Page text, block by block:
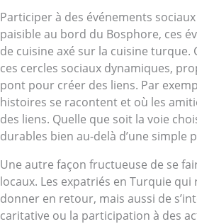
Participer à des événements
paisible au bord du Bosphore, ces
de cuisine axé sur la cuisine
ces cercles sociaux dynamiques,
pont pour créer des liens. Par
histoires se racontent et où les
des liens. Quelle que soit la voie
durables bien au-delà d’une simple
Une autre façon fructueuse de se
locaux. Les expatriés en Turquie
donner en retour, mais aussi de
caritative ou la participation à des